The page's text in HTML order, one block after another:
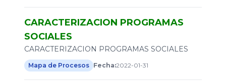
CARACTERIZACION PROGRAMAS
SOCIALES
CARACTERIZACION PROGRAMAS SOCIALES
Mapa de Procesos Fecha:2022-01-31